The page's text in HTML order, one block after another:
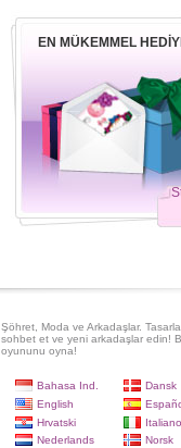
EN MÜKEMMEL
Şöhret, Moda ve Arkadaşlar.
sohbet et ve yeni arkadaşlar edin!
oyununu oyna!
Bahasa Ind. Dansk
English
Hrvatski
Italiano
Nederlands
Norsk